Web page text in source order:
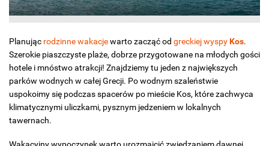
Planując rodzinne wakacjewarto zacząć od greckiej wyspyKos.
Szerokie piaszczyste plaże, dobrze przygotowane na młodych gości
hotele i mnóstwo atrakcji! Znajdziemy tu jeden z największych
parków wodnych w całej Grecji. Po wodnym szaleństwie
uspokoimy się podczas spacerów po mieście Kos, które zachwyca
klimatycznymi uliczkami, pysznym jedzeniem w lokalnych
tawernach.
Wakacyjny wypoczynek warto urozmaicić zwiedzaniem dawnej